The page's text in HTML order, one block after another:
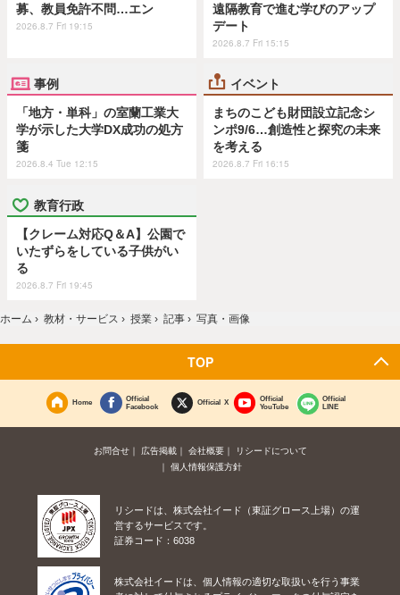
募、教員免許不問…エン
2026.8.7 Fri 19:15
遠隔教育で進む学びのアップ
デート
2026.8.7 Fri 15:15
事例
「地方・単科」の室蘭工業大
学が示した大学DX成功の処方
箋
2026.8.4 Tue 12:15
イベント
まちのこども財団設立記念シ
ンポ9/6…創造性と探究の未来
を考える
2026.8.7 Fri 16:15
教育行政
【クレーム対応Q＆A】公園で
いたずらをしている子供がい
る
2026.8.7 Fri 19:45
ホーム › 教材・サービス › 授業 › 記事 › 写真・画像
TOP
Home
Official
Facebook
Official X
Official
YouTube
Official
LINE
お問合せ 広告掲載 会社概要
リシードについて
個人情報保護方針
リシードは、株式会社イード（東証グロース上場）の運
営するサービスです。
証券コード：6038
株式会社イードは、個人情報の適切な取扱いを行う事業